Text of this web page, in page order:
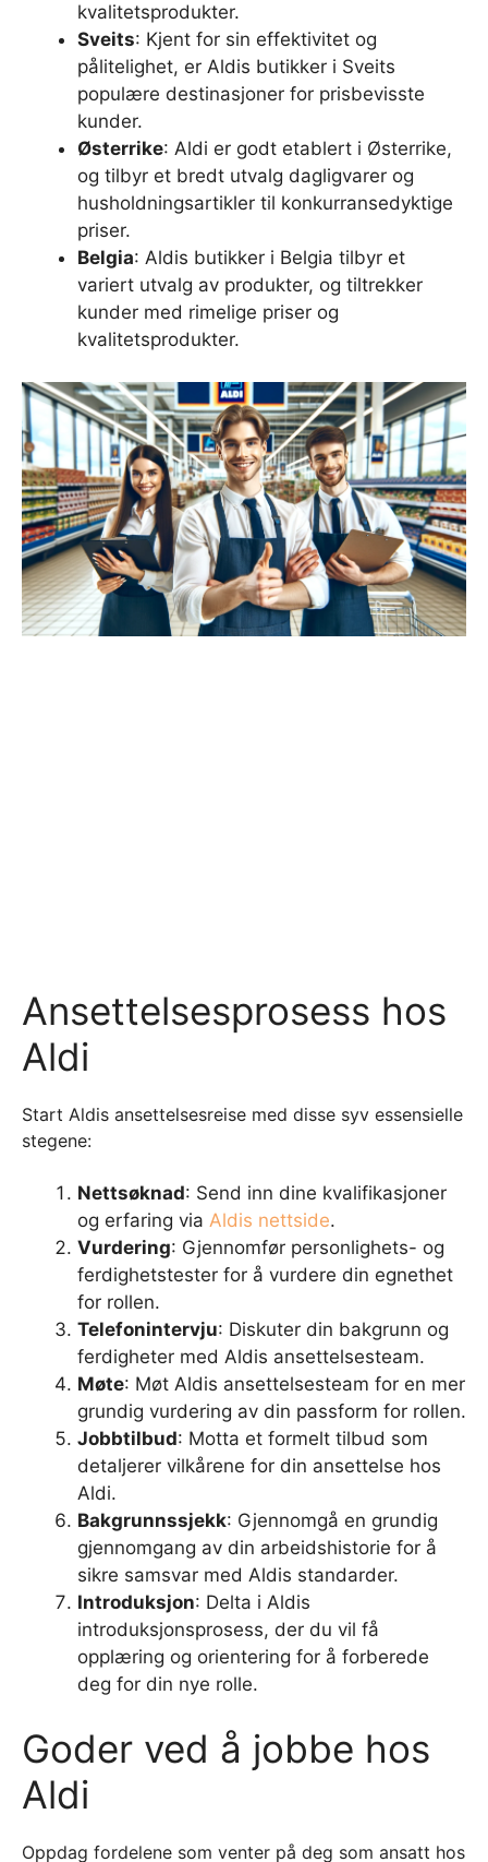
kvalitetsprodukter.
Sveits: Kjent for sin effektivitet og
pålitelighet, er Aldis butikker i Sveits
populære destinasjoner for prisbevisste
kunder.
Østerrike: Aldi er godt etablert i Østerrike,
og tilbyr et bredt utvalg dagligvarer og
husholdningsartikler til konkurransedyktige
priser.
Belgia: Aldis butikker i Belgia tilbyr et
variert utvalg av produkter, og tiltrekker
kunder med rimelige priser og
kvalitetsprodukter.
Ansettelsesprosess hos
Aldi
Start Aldis ansettelsesreise med disse syv essensielle
stegene:
Nettsøknad: Send inn dine kvalifikasjoner
og erfaring via Aldis nettside.
Vurdering: Gjennomfør personlighets- og
ferdighetstester for å vurdere din egnethet
for rollen.
Telefonintervju: Diskuter din bakgrunn og
ferdigheter med Aldis ansettelsesteam.
Møte: Møt Aldis ansettelsesteam for en mer
grundig vurdering av din passform for rollen.
Jobbtilbud: Motta et formelt tilbud som
detaljerer vilkårene for din ansettelse hos
Aldi.
Bakgrunnssjekk: Gjennomgå en grundig
gjennomgang av din arbeidshistorie for å
sikre samsvar med Aldis standarder.
Introduksjon: Delta i Aldis
introduksjonsprosess, der du vil få
opplæring og orientering for å forberede
deg for din nye rolle.
Goder ved å jobbe hos
Aldi
Oppdag fordelene som venter på deg som ansatt hos